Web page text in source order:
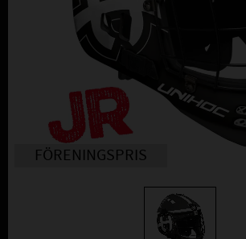
FÖRENINGSPRIS